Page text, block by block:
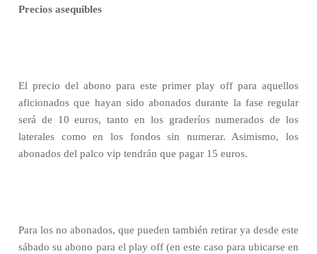
Precios asequibles
El precio del abono para este primer play off para aquellos
aficionados que hayan sido abonados durante la fase regular
será de 10 euros, tanto en los graderíos numerados de los
laterales como en los fondos sin numerar. Asimismo, los
abonados del palco vip tendrán que pagar 15 euros.
Para los no abonados, que pueden también retirar ya desde este
sábado su abono para el play off (en este caso para ubicarse en